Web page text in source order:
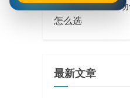
请求、浏览器自动
怎么选
最新文章